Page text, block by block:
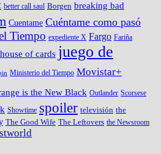
better call saul Borgen breaking bad
Cuentame Cuéntame como pasó
Tiempo expediente X Fargo Fariña
house of cards juego de
Ministerio del Tiempo Movistar+
is the New Black Outlander Scorsese
Showtime spoiler televisión the
The Good Wife The Leftovers the Newsroom